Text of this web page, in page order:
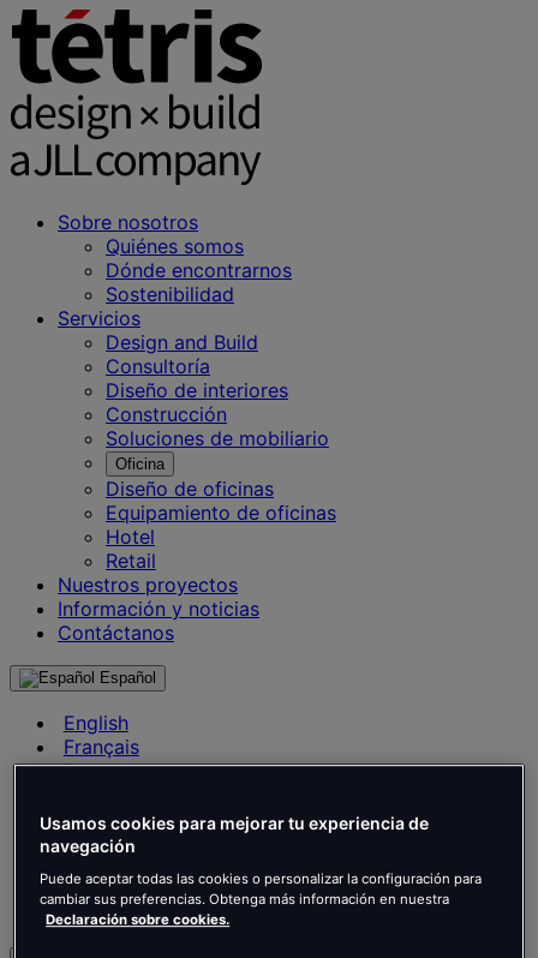
Sobre nosotros
Quiénes somos
Dónde encontrarnos
Sostenibilidad
Servicios
Design and Build
Consultoría
Diseño de interiores
Construcción
Soluciones de mobiliario
Oficina
Diseño de oficinas
Equipamiento de oficinas
Hotel
Retail
Nuestros proyectos
Información y noticias
Contáctanos
Español
English
Français
Deutsch
Español
Italiano
Português
Português
Polski
Usamos cookies para mejorar tu experiencia de
navegación
Puede aceptar todas las cookies o personalizar la configuración para
cambiar sus preferencias. Obtenga más información en nuestra
Declaración sobre cookies.